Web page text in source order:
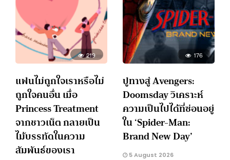
219
แฟนไม่ถูกใจเราหรือไม่
ถูกใจคนอื่น เมื่อ
Princess Treatment
จากชาวเน็ต กลายเป็น
ไม้บรรทัดในความ
สัมพันธ์ของเรา
176
ปูทางสู่ Avengers:
Doomsday วิเคราะห์
ความเป็นไปได้ที่ซ่อนอยู่
ใน ‘Spider-Man:
Brand New Day’
5 August 2026